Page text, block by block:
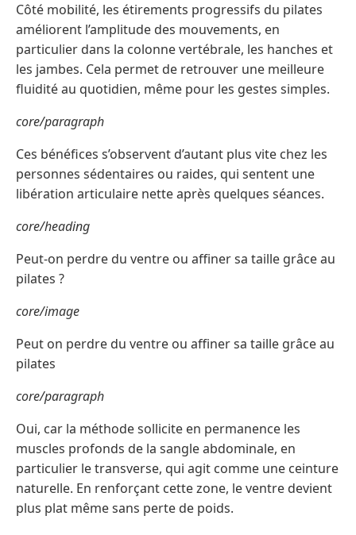
Côté mobilité, les étirements progressifs du pilates
améliorent l’amplitude des mouvements, en
particulier dans la colonne vertébrale, les hanches et
les jambes. Cela permet de retrouver une meilleure
fluidité au quotidien, même pour les gestes simples.
core/paragraph
Ces bénéfices s’observent d’autant plus vite chez les
personnes sédentaires ou raides, qui sentent une
libération articulaire nette après quelques séances.
core/heading
Peut-on perdre du ventre ou affiner sa taille grâce au
pilates ?
core/image
Peut on perdre du ventre ou affiner sa taille grâce au
pilates
core/paragraph
Oui, car la méthode sollicite en permanence les
muscles profonds de la sangle abdominale, en
particulier le transverse, qui agit comme une ceinture
naturelle. En renforçant cette zone, le ventre devient
plus plat même sans perte de poids.